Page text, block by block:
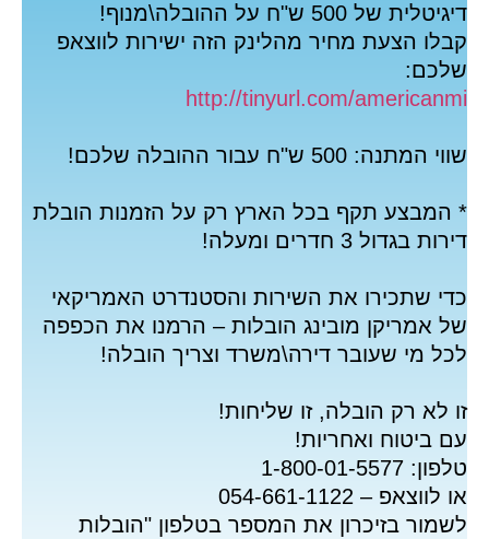
של 500 ש"ח על ההובלה\מנוף!
הצעת מחיר מהלינק הזה ישירות לווצאפ
http://tinyurl.com/
המתנה: 500 ש"ח עבור ההובלה שלכם!
המבצע תקף בכל הארץ רק על הזמנות הובלת
בגדול 3 חדרים ומעלה!
שתכירו את השירות והסטנדרט האמריקאי
אמריקן מובינג הובלות – הרמנו את הכפפה
מי שעובר דירה\משרד וצריך הובלה!
לא רק הובלה, זו שליחות!
ביטוח ואחריות!
1-800-01-5577
– 054-661-1122
בזיכרון את המספר בטלפון "הובלות